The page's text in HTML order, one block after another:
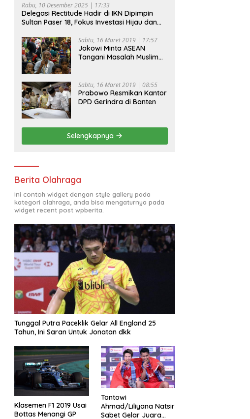
Rabu, 10 Desember 2025 | 17:33
Delegasi Rectitude Hadir di IKN Dipimpin
Sultan Paser 18, Fokus Investasi Hijau dan
Sabtu, 16 Maret 2019 | 17:57
Jokowi Minta ASEAN
Tangani Masalah Muslim
Sabtu, 16 Maret 2019 | 08:55
Prabowo Resmikan Kantor
DPD Gerindra di Banten
Selengkapnya
Berita Olahraga
Ini contoh widget dengan style gallery pada
kategori olahraga, anda bisa mengaturnya pada
widget recent post wpberita.
Tunggal Putra Paceklik Gelar All England 25
Tahun, Ini Saran Untuk Jonatan dkk
Klasemen F1 2019 Usai
Bottas Menangi GP
Tontowi
Ahmad/Liliyana Natsir
Sabet Gelar Juara